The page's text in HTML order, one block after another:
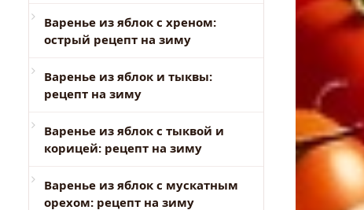
Варенье из яблок с хреном:
острый рецепт на зиму
Варенье из яблок и тыквы:
рецепт на зиму
Варенье из яблок с тыквой и
корицей: рецепт на зиму
Варенье из яблок с мускатным
орехом: рецепт на зиму